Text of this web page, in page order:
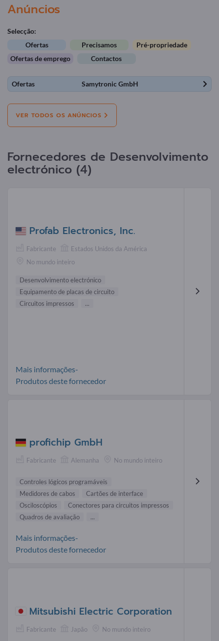
Anúncios
Selecção:
Ofertas
Precisamos
Pré-propriedade
Ofertas de emprego
Contactos
Ofertas Samytronic GmbH
VER TODOS OS ANÚNCIOS
Fornecedores de Desenvolvimento
electrónico (4)
Profab Electronics, Inc.
Fabricante
Estados Unidos da América
No mundo inteiro
Desenvolvimento electrónico
Equipamento de placas de circuito
Circuitos impressos
...
Mais informações-
Produtos deste fornecedor
profichip GmbH
Fabricante Alemanha No mundo inteiro
Controles lógicos programáveis
Medidores de cabos
Cartões de interface
Osciloscópios
Conectores para circuitos impressos
Quadros de avaliação
...
Mais informações-
Produtos deste fornecedor
Mitsubishi Electric Corporation
Fabricante Japão No mundo inteiro